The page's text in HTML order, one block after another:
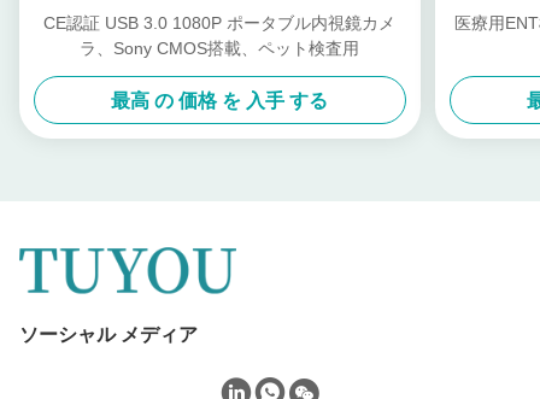
CE認証 USB 3.0 1080P ポータブル内視鏡カメ
ラ、Sony CMOS搭載、ペット検査用
最高 の 価格 を 入手 する
医療用
ソーシャル メディア